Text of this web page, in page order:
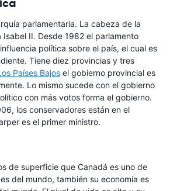
parlamentaria. La cabeza de la
Isabel II. Desde 1982 el parlamento
política sobre el país, el cual es
Tiene diez provincias y tres
Países Bajos el gobierno provincial es
Lo mismo sucede con el gobierno
con más votos forma el gobierno.
los conservadores están en el
es el primer ministro.
de superficie que Canadá es uno de
del mundo, también su economía es